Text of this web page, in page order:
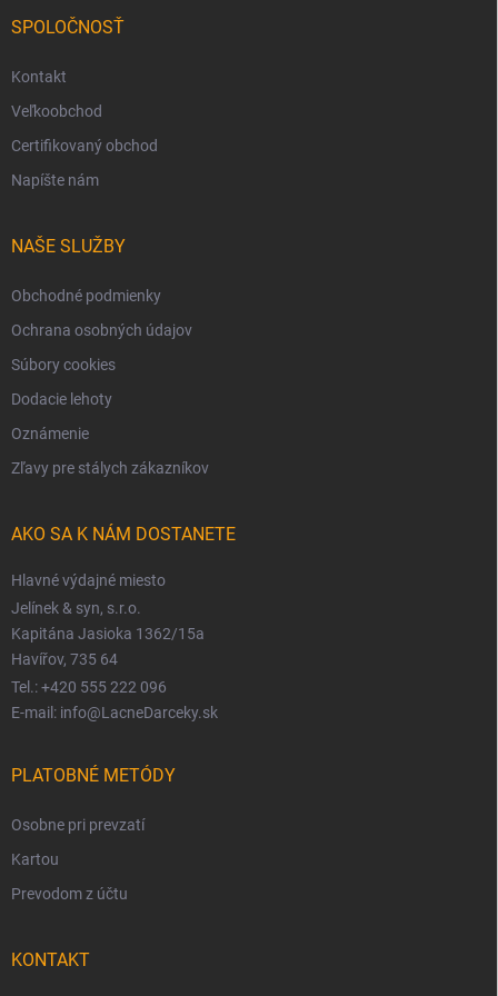
SPOLOČNOSŤ
Kontakt
Veľkoobchod
Certifikovaný obchod
Napíšte nám
NAŠE SLUŽBY
Obchodné podmienky
Ochrana osobných údajov
Súbory cookies
Dodacie lehoty
Oznámenie
Zľavy pre stálych zákazníkov
AKO SA K NÁM DOSTANETE
Hlavné výdajné miesto
Jelínek & syn, s.r.o.
Kapitána Jasioka 1362/15a
Havířov, 735 64
Tel.: +420 555 222 096
E-mail: info@LacneDarceky.sk
PLATOBNÉ METÓDY
Osobne pri prevzatí
Kartou
Prevodom z účtu
KONTAKT